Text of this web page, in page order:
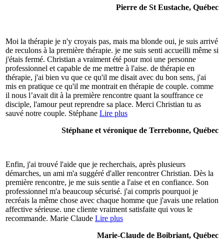
Pierre de St Eustache, Québec
Moi la thérapie je n'y croyais pas, mais ma blonde oui, je suis arrivé
de reculons à la première thérapie. je me suis senti accueilli même si
j'étais fermé. Christian a vraiment été pour moi une personne
professionnel et capable de me mettre à l'aise. de thérapie en
thérapie, j'ai bien vu que ce qu'il me disait avec du bon sens, j'ai
mis en pratique ce qu'il me montrait en thérapie de couple. comme
il nous l’avait dit à la première rencontre quant la souffrance ce
disciple, l'amour peut reprendre sa place. Merci Christian tu as
sauvé notre couple. Stéphane Lire plus
Stéphane et véronique de Terrebonne, Québec
Enfin, j'ai trouvé l'aide que je recherchais, après plusieurs
démarches, un ami m'a suggéré d'aller rencontrer Christian. Dès la
première rencontre, je me suis sentie a l'aise et en confiance. Son
professionnel m'a beaucoup sécurisé. j'ai compris pourquoi je
recréais la même chose avec chaque homme que j'avais une relation
affective sérieuse. une cliente vraiment satisfaite qui vous le
recommande. Marie Claude Lire plus
Marie-Claude de Boibriant, Québec